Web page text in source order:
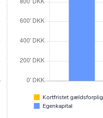
Kortfristet
Egenkapital